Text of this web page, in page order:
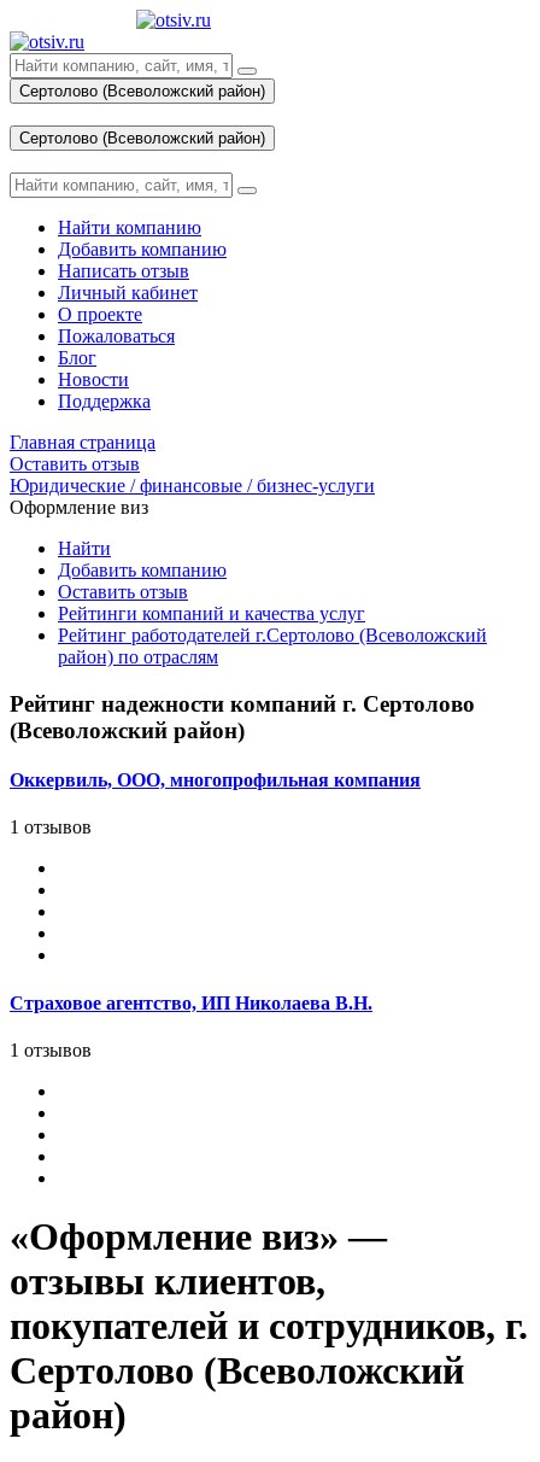
Сертолово (Всеволожский район)
Сертолово (Всеволожский район)
Найти компанию
Добавить компанию
Написать отзыв
Личный кабинет
О проекте
Пожаловаться
Блог
Новости
Поддержка
Главная страница
Оставить отзыв
Юридические / финансовые / бизнес-услуги
Оформление виз
Найти
Добавить компанию
Оставить отзыв
Рейтинги компаний и качества услуг
Рейтинг работодателей г.Сертолово (Всеволожский
район) по отраслям
Рейтинг надежности компаний г. Сертолово
(Всеволожский район)
Оккервиль, ООО, многопрофильная компания
1 отзывов
Страховое агентство, ИП Николаева В.Н.
1 отзывов
«Оформление виз» —
отзывы клиентов,
покупателей и сотрудников, г.
Сертолово (Всеволожский
район)